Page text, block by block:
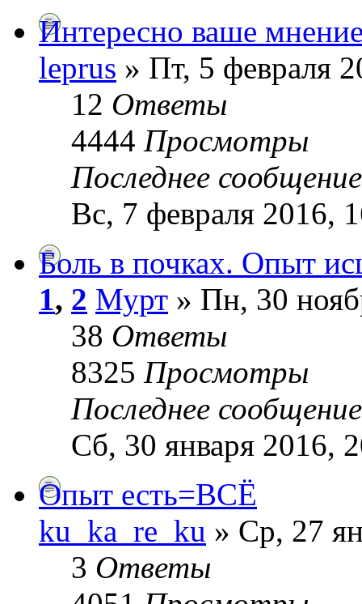
Интересно ваше
leprus » Пт, 5 февраля
12 Ответы
4444 Просмотры
Последнее
Вс, 7 февраля 2016,
Боль в почках. Опыт
1, 2 Мурт » Пн, 30
38 Ответы
8325 Просмотры
Последнее
Сб, 30 января 2016,
Опыт есть=ВСЁ
ku_ka_re_ku » Ср, 27
3 Ответы